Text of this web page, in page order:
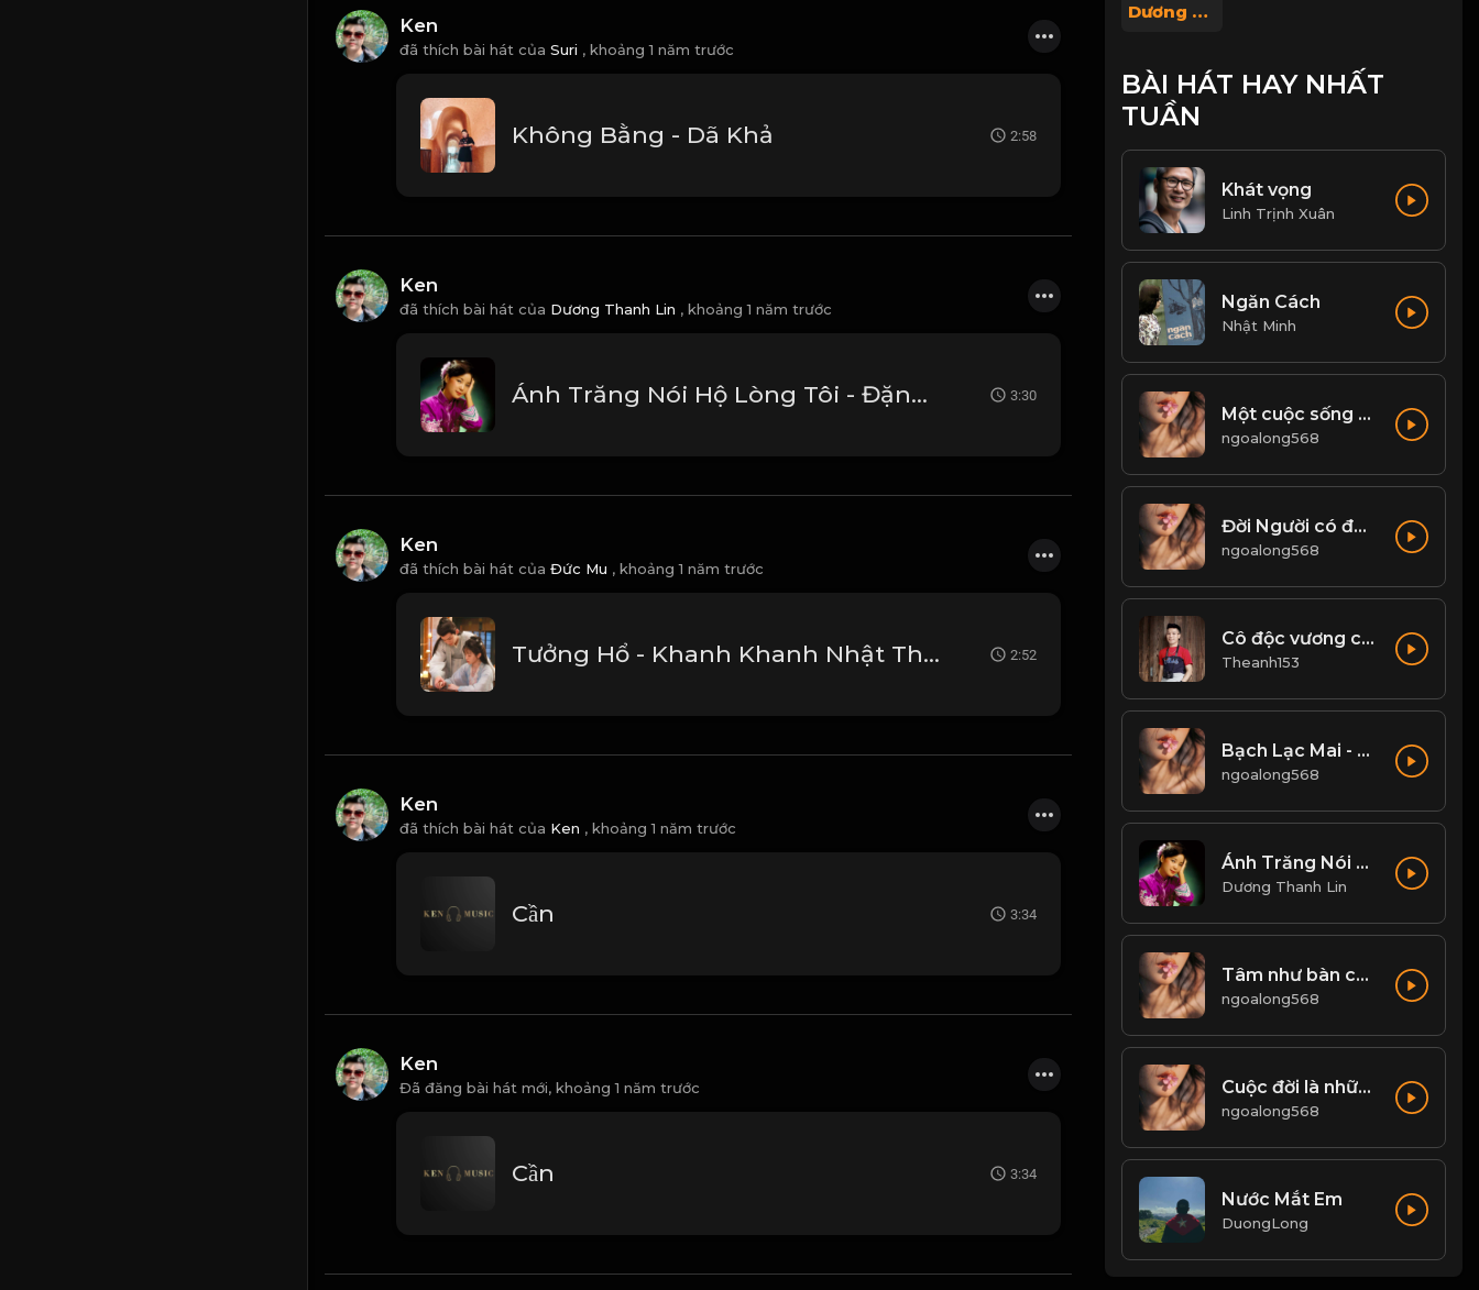
Ken
đã thích bài hát của Suri , khoảng 1 năm trước
Không Bằng - Dã Khả 2:58
Ken
đã thích bài hát của Dương Thanh Lin , khoảng 1 năm trước
Ánh Trăng Nói Hộ Lòng Tôi - Đặng Lệ Quân 3:30
Ken
đã thích bài hát của Đức Mu , khoảng 1 năm trước
Tưởng Hổ - Khanh Khanh Nhật Thường OST 2:52
Ken
đã thích bài hát của Ken , khoảng 1 năm trước
Cần 3:34
Ken
Đã đăng bài hát mới, khoảng 1 năm trước
Cần 3:34
Dương Thanh Lin
BÀI HÁT HAY NHẤT
TUẦN
Khát vọng
Linh Trịnh Xuân
Ngăn Cách
Nhật Minh
Một cuộc sống có ý nghĩa, là không ngừng tìm kiếm đam mê, động lực để phấn đấu...! & Đạo
ngoalong568
Đời Người có được, ắt có mất...! & Đạo
ngoalong568
Cô độc vương cover
Theanh153
Bạch Lạc Mai - Một Quyển Phong Hoa Đại Đường! & Đạo
ngoalong568
Ánh Trăng Nói Hộ Lòng Tôi - Đặng Lệ Quân
Dương Thanh Lin
Tâm như bàn cờ, tĩnh thì sáng - loạn thì mê! & Đạo
ngoalong568
Cuộc đời là những chuyến đi, chỉ có buông bỏ mới có thể tiến xa hơn! & Đạo
ngoalong568
Nước Mắt Em
DuongLong